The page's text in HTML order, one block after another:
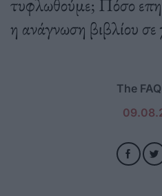
τυφλωθούμε; Πόσο
η ανάγνωση βιβλίου
The